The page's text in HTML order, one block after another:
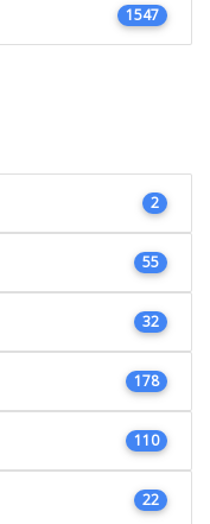
1547
2
55
32
178
110
22